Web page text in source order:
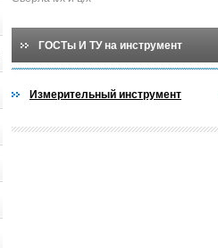
ГОСТы И ТУ на инструмент
Измерительный инструмент